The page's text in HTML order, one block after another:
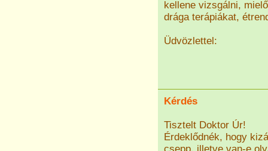
kellene vizsgálni,
drága terápiákat,
Üdvözlettel:
Kérdés
Tisztelt Doktor Úr!
Érdeklődnék, hogy